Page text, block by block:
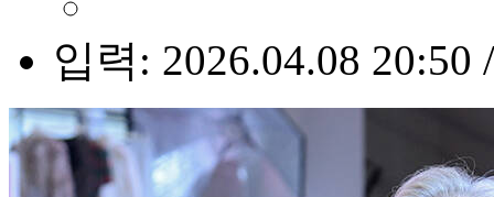
입력: 2026.04.08 20:50